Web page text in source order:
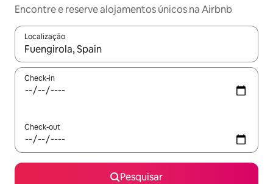
Encontre e reserve alojamentos únicos na Airbnb
Localização
Quando os resultados estiverem disponíveis, navegue com
Check-in
Check-out
Pesquisar